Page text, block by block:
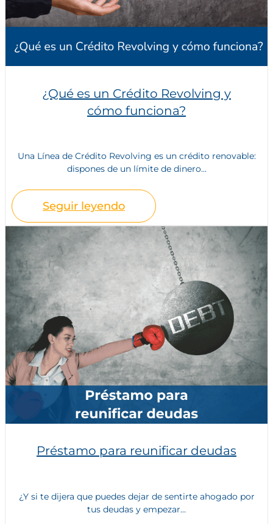
¿Qué es un Crédito Revolving y
cómo funciona?
Una Línea de Crédito Revolving es un crédito renovable:
dispones de un límite de dinero...
Seguir leyendo
Préstamo para reunificar deudas
¿Y si te dijera que puedes dejar de sentirte ahogado por
tus deudas y empezar...